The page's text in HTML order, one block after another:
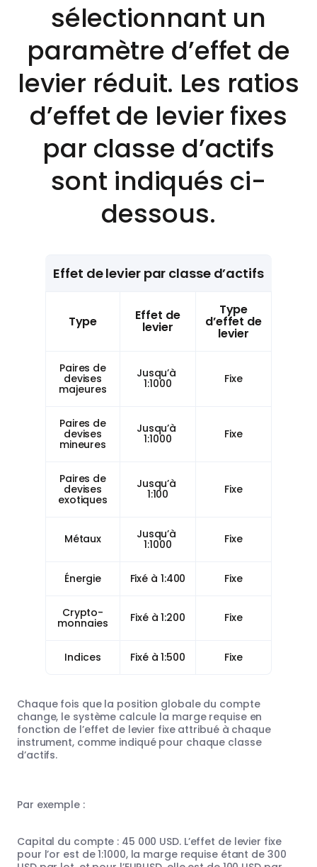
sélectionnant un
paramètre d’effet de
levier réduit. Les ratios
d’effet de levier fixes
par classe d’actifs
sont indiqués ci-
dessous.
Effet de levier par classe d’actifs
Type Effet de
levier
Type
d’effet de
levier
Paires de
devises
majeures
Jusqu’à
1:1000 Fixe
Paires de
devises
mineures
Jusqu’à
1:1000 Fixe
Paires de
devises
exotiques
Jusqu’à
1:100 Fixe
Métaux Jusqu’à
1:1000 Fixe
Énergie Fixé à 1:400 Fixe
Crypto-
monnaies Fixé à 1:200 Fixe
Indices Fixé à 1:500 Fixe
Chaque fois que la position globale du compte
change, le système calcule la marge requise en
fonction de l’effet de levier fixe attribué à chaque
instrument, comme indiqué pour chaque classe
d’actifs.
Par exemple :
Capital du compte : 45 000 USD. L’effet de levier fixe
pour l’or est de 1:1000, la marge requise étant de 300